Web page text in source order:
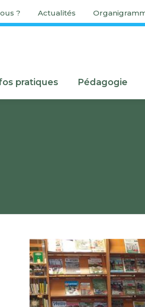
? Actualités
pratiques Pédagogie